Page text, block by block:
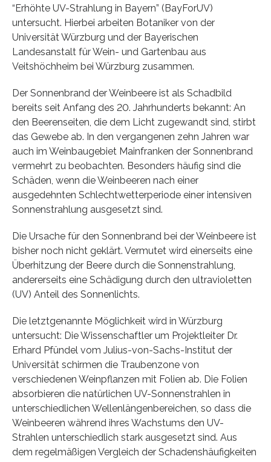
“Erhöhte UV-Strahlung in Bayern” (BayForUV)
untersucht. Hierbei arbeiten Botaniker von der
Universität Würzburg und der Bayerischen
Landesanstalt für Wein- und Gartenbau aus
Veitshöchheim bei Würzburg zusammen.
Der Sonnenbrand der Weinbeere ist als Schadbild
bereits seit Anfang des 20. Jahrhunderts bekannt: An
den Beerenseiten, die dem Licht zugewandt sind, stirbt
das Gewebe ab. In den vergangenen zehn Jahren war
auch im Weinbaugebiet Mainfranken der Sonnenbrand
vermehrt zu beobachten. Besonders häufig sind die
Schäden, wenn die Weinbeeren nach einer
ausgedehnten Schlechtwetterperiode einer intensiven
Sonnenstrahlung ausgesetzt sind.
Die Ursache für den Sonnenbrand bei der Weinbeere ist
bisher noch nicht geklärt. Vermutet wird einerseits eine
Überhitzung der Beere durch die Sonnenstrahlung,
andererseits eine Schädigung durch den ultravioletten
(UV) Anteil des Sonnenlichts.
Die letztgenannte Möglichkeit wird in Würzburg
untersucht: Die Wissenschaftler um Projektleiter Dr.
Erhard Pfündel vom Julius-von-Sachs-Institut der
Universität schirmen die Traubenzone von
verschiedenen Weinpflanzen mit Folien ab. Die Folien
absorbieren die natürlichen UV-Sonnenstrahlen in
unterschiedlichen Wellenlängenbereichen, so dass die
Weinbeeren während ihres Wachstums den UV-
Strahlen unterschiedlich stark ausgesetzt sind. Aus
dem regelmäßigen Vergleich der Schadenshäufigkeiten